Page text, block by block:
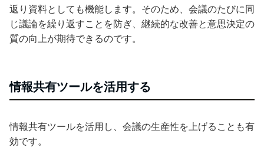
返り資料としても機能します。そのため、会議のたびに同
じ議論を繰り返すことを防ぎ、継続的な改善と意思決定の
質の向上が期待できるのです。
情報共有ツールを活用する
情報共有ツールを活用し、会議の生産性を上げることも有
効です。